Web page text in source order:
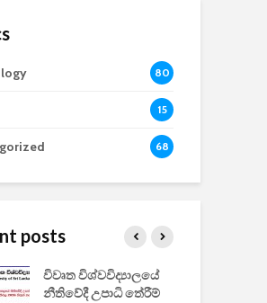
80
15
68
posts
විවෘත විශ්වවිද්‍යාලයේ
නීතිවේදී උපාධි තේරීම්